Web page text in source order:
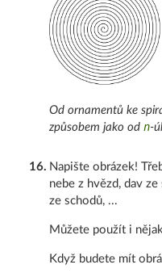
Od ornamentů ke
způsobem jako odn-
16. Napište obrázek!
nebe z hvězd, dav
ze schodů, ...
Můžete použít i
Když budete mít